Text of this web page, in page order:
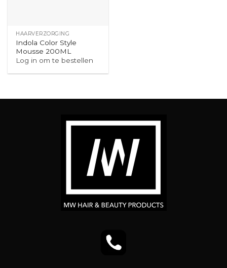
HAARVERZORGING
Indola Color Style
Mousse 200ML
Log in om te bestellen